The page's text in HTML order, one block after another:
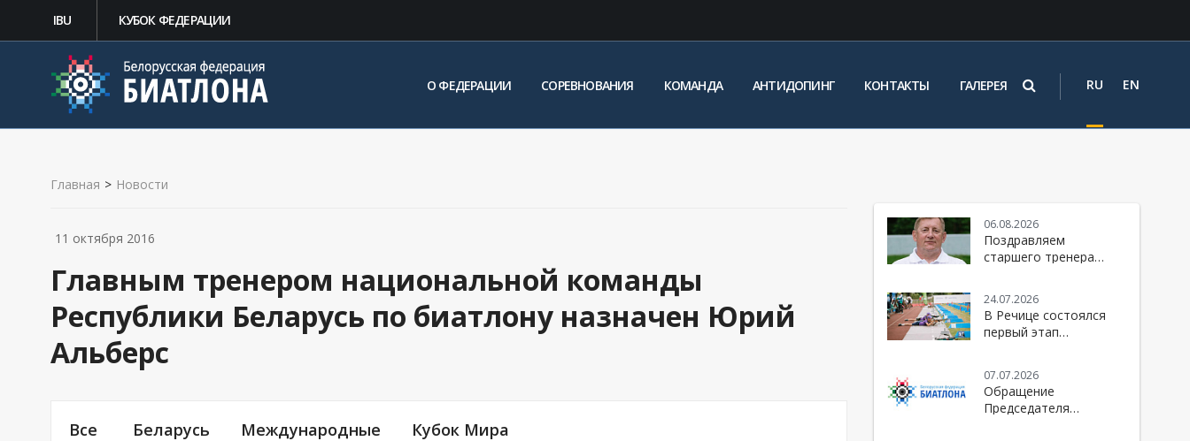
IBU КУБОК ФЕДЕРАЦИИ
О ФЕДЕРАЦИИ СОРЕВНОВАНИЯ КОМАНДА АНТИДОПИНГ КОНТАКТЫ ГАЛЕРЕЯ RU EN
Главная > Новости
Главным тренером национальной команды
Республики Беларусь по биатлону назначен Юрий
Альберс
Все Беларусь Международные Кубок Мира
11 октября 2016
06.08.2026
Поздравляем
старшего тренера
Беларусь по биатлону
- Юрия Михайловича
Каминского
24.07.2026
В Речице состоялся
первый этап
07.07.2026
Обращение
Председателя